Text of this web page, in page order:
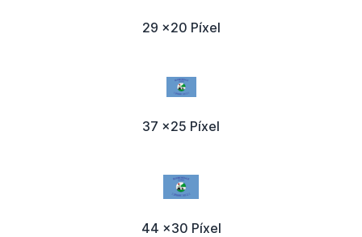
29 x20 Píxel
37 x25 Píxel
44 x30 Píxel